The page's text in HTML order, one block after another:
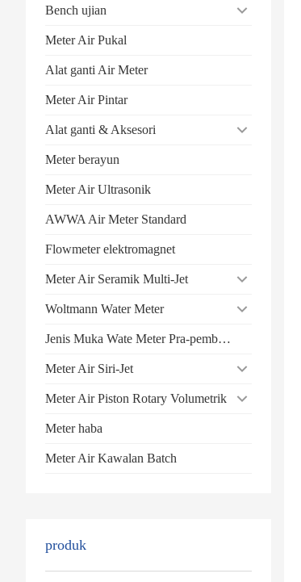
Bench ujian
Meter Air Pukal
Alat ganti Air Meter
Meter Air Pintar
Alat ganti & Aksesori
Meter berayun
Meter Air Ultrasonik
AWWA Air Meter Standard
Flowmeter elektromagnet
Meter Air Seramik Multi-Jet
Woltmann Water Meter
Jenis Muka Wate Meter Pra-pembayaran
Meter Air Siri-Jet
Meter Air Piston Rotary Volumetrik
Meter haba
Meter Air Kawalan Batch
produk